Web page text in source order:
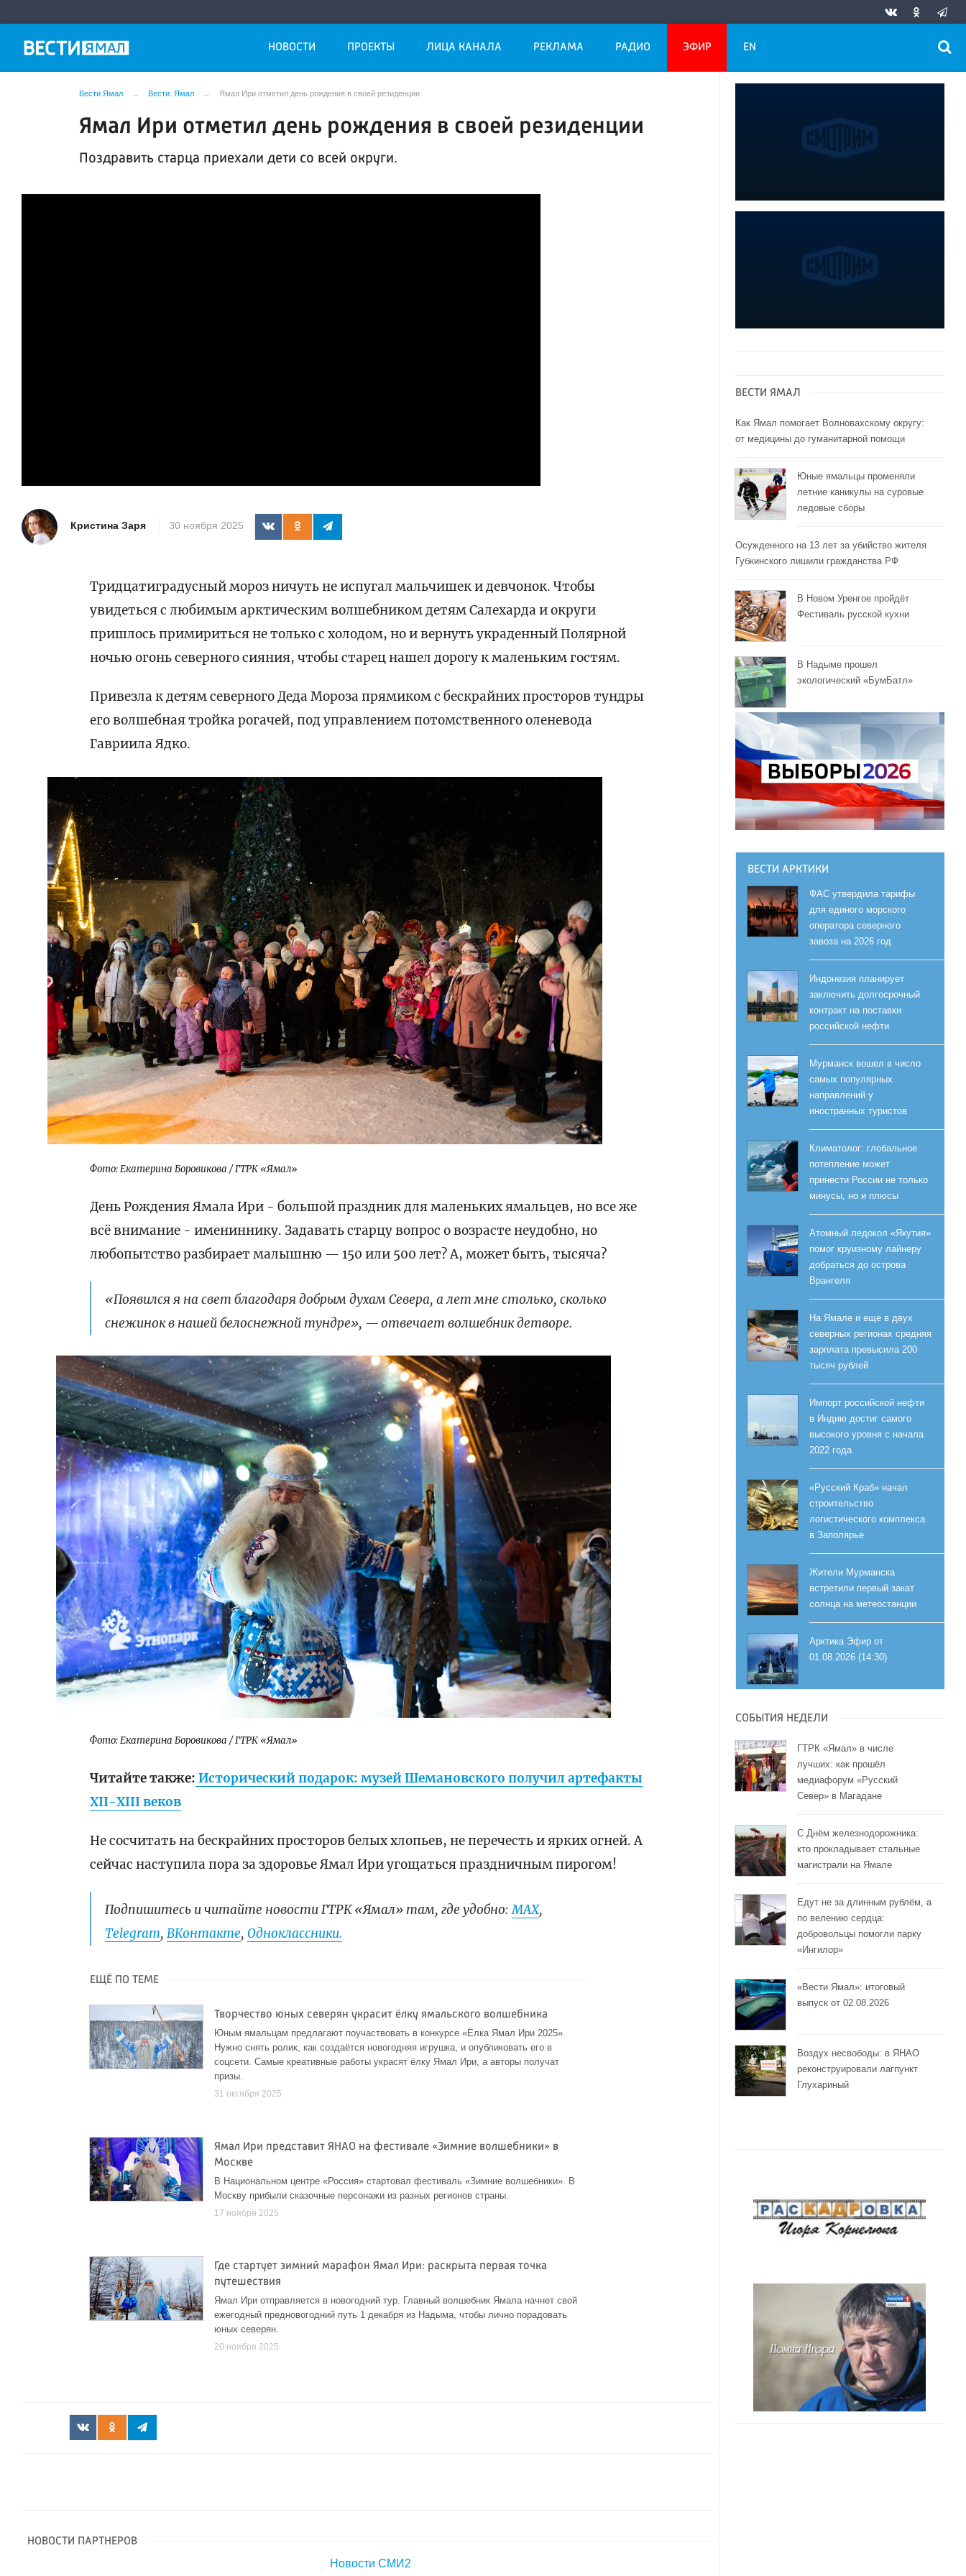
НОВОСТИ ПРОЕКТЫ ЛИЦА КАНАЛА РЕКЛАМА РАДИО ЭФИР EN
Вести Ямал Вести. Ямал Ямал Ири отметил день рождения в своей резиденции
Ямал Ири отметил день рождения в своей резиденции
Поздравить старца приехали дети со всей округи.
Кристина Заря 30 ноября 2025
Тридцатиградусный мороз ничуть не испугал мальчишек и девчонок. Чтобы
увидеться с любимым арктическим волшебником детям Салехарда и округи
пришлось примириться не только с холодом, но и вернуть украденный Полярной
ночью огонь северного сияния, чтобы старец нашел дорогу к маленьким гостям.
Привезла к детям северного Деда Мороза прямиком с бескрайних просторов тундры
его волшебная тройка рогачей, под управлением потомственного оленевода
Гавриила Ядко.
Фото: Екатерина Боровикова / ГТРК «Ямал»
День Рождения Ямала Ири - большой праздник для маленьких ямальцев, но все же
всё внимание - имениннику. Задавать старцу вопрос о возрасте неудобно, но
любопытство разбирает малышню — 150 или 500 лет? А, может быть, тысяча?
«Появился я на свет благодаря добрым духам Севера, а лет мне столько, сколько
снежинок в нашей белоснежной тундре», — отвечает волшебник детворе.
Фото: Екатерина Боровикова / ГТРК «Ямал»
Читайте также: Исторический подарок: музей Шемановского получил артефакты
XII-XIII веков
Не сосчитать на бескрайних просторов белых хлопьев, не перечесть и ярких огней. А
сейчас наступила пора за здоровье Ямал Ири угощаться праздничным пирогом!
Подпишитесь и читайте новости ГТРК «Ямал» там, где удобно:МАХ,
Telegram,ВКонтакте,Одноклассники.
ЕЩЁ ПО ТЕМЕ
Творчество юных северян украсит ёлку ямальского волшебника
Юным ямальцам предлагают поучаствовать в конкурсе «Ёлка Ямал Ири 2025».
Нужно снять ролик, как создаётся новогодняя игрушка, и опубликовать его в
соцсети. Самые креативные работы украсят ёлку Ямал Ири, а авторы получат
призы.
31 октября 2025
Ямал Ири представит ЯНАО на фестивале «Зимние волшебники» в
Москве
В Национальном центре «Россия» стартовал фестиваль «Зимние волшебники». В
Москву прибыли сказочные персонажи из разных регионов страны.
17 ноября 2025
Где стартует зимний марафон Ямал Ири: раскрыта первая точка
путешествия
Ямал Ири отправляется в новогодний тур. Главный волшебник Ямала начнет свой
ежегодный предновогодний путь 1 декабря из Надыма, чтобы лично порадовать
юных северян.
20 ноября 2025
НОВОСТИ ПАРТНЕРОВ
Новости СМИ2
ВЕСТИ ЯМАЛ
Как Ямал помогает Волновахскому округу:
от медицины до гуманитарной помощи
Юные ямальцы променяли
летние каникулы на суровые
ледовые сборы
Осужденного на 13 лет за убийство жителя
Губкинского лишили гражданства РФ
В Новом Уренгое пройдёт
Фестиваль русской кухни
В Надыме прошел
экологический «БумБатл»
ВЕСТИ АРКТИКИ
ФАС утвердила тарифы
для единого морского
оператора северного
завоза на 2026 год
Индонезия планирует
заключить долгосрочный
контракт на поставки
российской нефти
Мурманск вошел в число
самых популярных
направлений у
иностранных туристов
Климатолог: глобальное
потепление может
принести России не только
минусы, но и плюсы
Атомный ледокол «Якутия»
помог круизному лайнеру
добраться до острова
Врангеля
На Ямале и еще в двух
северных регионах средняя
зарплата превысила 200
тысяч рублей
Импорт российской нефти
в Индию достиг самого
высокого уровня с начала
2022 года
«Русский Краб» начал
строительство
логистического комплекса
в Заполярье
Жители Мурманска
встретили первый закат
солнца на метеостанции
Арктика Эфир от
01.08.2026 (14:30)
СОБЫТИЯ НЕДЕЛИ
ГТРК «Ямал» в числе
лучших: как прошёл
медиафорум «Русский
Север» в Магадане
С Днём железнодорожника:
кто прокладывает стальные
магистрали на Ямале
Едут не за длинным рублём, а
по велению сердца:
добровольцы помогли парку
«Ингилор»
«Вести Ямал»: итоговый
выпуск от 02.08.2026
Воздух несвободы: в ЯНАО
реконструировали лагпункт
Глухариный